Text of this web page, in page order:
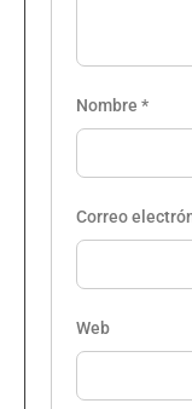
Nombre *
Correo
Web